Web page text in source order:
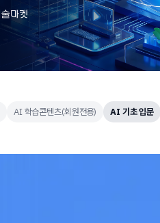
AI 학습콘텐츠(회원전용) AI 기초 입문